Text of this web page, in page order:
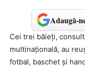
Adaugă-
Cei trei băieţi,
multinaţională, au
fotbal, baschet şi